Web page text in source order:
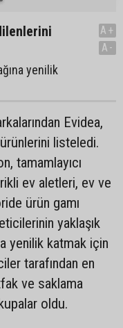
yenilik
A+
A-
Evidea,
listeledi.
tamamlayıcı
ev aletleri, ev ve
ürün gamı
yaklaşık
yenilik katmak için
tarafından en
ve saklama
oldu.